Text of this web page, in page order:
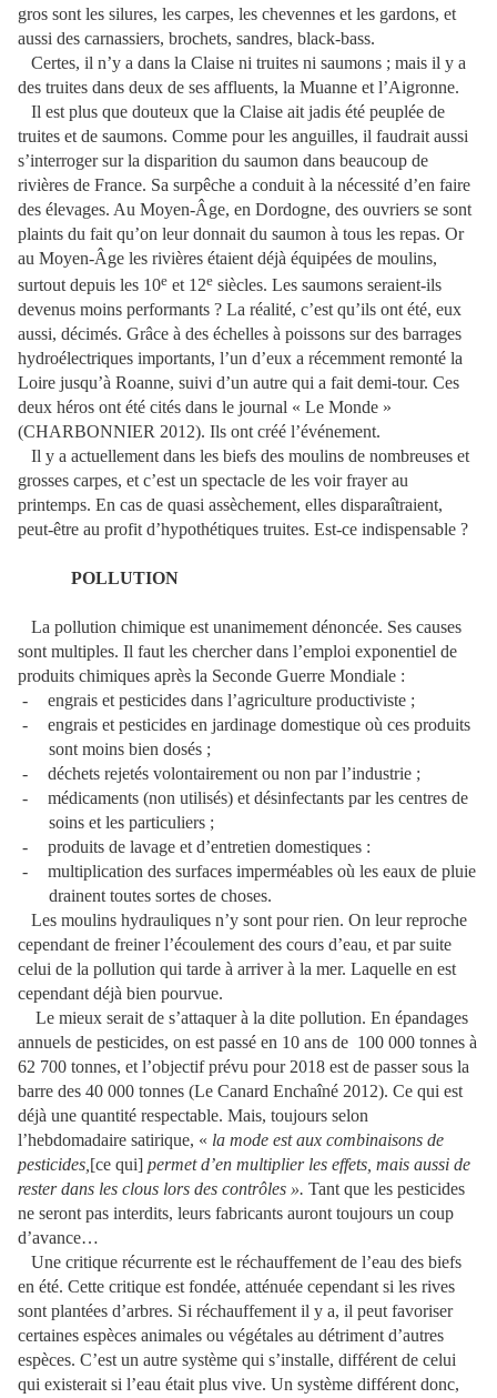
gros sont les silures, les carpes, les chevennes et les gardons, et
aussi des carnassiers, brochets, sandres, black-bass.
Certes, il n’y a dans la Claise ni truites ni saumons ; mais il y a
des truites dans deux de ses affluents, la Muanne et l’Aigronne.
Il est plus que douteux que la Claise ait jadis été peuplée de
truites et de saumons. Comme pour les anguilles, il faudrait aussi
s’interroger sur la disparition du saumon dans beaucoup de
rivières de France. Sa surpêche a conduit à la nécessité d’en faire
des élevages. Au Moyen-Âge, en Dordogne, des ouvriers se sont
plaints du fait qu’on leur donnait du saumon à tous les repas. Or
au Moyen-Âge les rivières étaient déjà équipées de moulins,
surtout depuis les 10e et 12e siècles. Les saumons seraient-ils
devenus moins performants ? La réalité, c’est qu’ils ont été, eux
aussi, décimés. Grâce à des échelles à poissons sur des barrages
hydroélectriques importants, l’un d’eux a récemment remonté la
Loire jusqu’à Roanne, suivi d’un autre qui a fait demi-tour. Ces
deux héros ont été cités dans le journal « Le Monde »
(CHARBONNIER 2012). Ils ont créé l’événement.
Il y a actuellement dans les biefs des moulins de nombreuses et
grosses carpes, et c’est un spectacle de les voir frayer au
printemps. En cas de quasi assèchement, elles disparaîtraient,
peut-être au profit d’hypothétiques truites. Est-ce indispensable ?
POLLUTION
La pollution chimique est unanimement dénoncée. Ses causes
sont multiples. Il faut les chercher dans l’emploi exponentiel de
produits chimiques après la Seconde Guerre Mondiale :
-
engrais et pesticides dans l’agriculture productiviste ;
-
engrais et pesticides en jardinage domestique où ces produits
sont moins bien dosés ;
-
déchets rejetés volontairement ou non par l’industrie ;
-
médicaments (non utilisés) et désinfectants par les centres de
soins et les particuliers ;
-
produits de lavage et d’entretien domestiques :
-
multiplication des surfaces imperméables où les eaux de pluie
drainent toutes sortes de choses.
Les moulins hydrauliques n’y sont pour rien. On leur reproche
cependant de freiner l’écoulement des cours d’eau, et par suite
celui de la pollution qui tarde à arriver à la mer. Laquelle en est
cependant déjà bien pourvue.
Le mieux serait de s’attaquer à la dite pollution. En épandages
annuels de pesticides, on est passé en 10 ans de 100 000 tonnes à
62 700 tonnes, et l’objectif prévu pour 2018 est de passer sous la
barre des 40 000 tonnes (Le Canard Enchaîné 2012). Ce qui est
déjà une quantité respectable. Mais, toujours selon
l’hebdomadaire satirique, « la mode est aux combinaisons de
pesticides, [ce qui] permet d’en multiplier les effets, mais aussi de
rester dans les clous lors des contrôles ». Tant que les pesticides
ne seront pas interdits, leurs fabricants auront toujours un coup
d’avance…
Une critique récurrente est le réchauffement de l’eau des biefs
en été. Cette critique est fondée, atténuée cependant si les rives
sont plantées d’arbres. Si réchauffement il y a, il peut favoriser
certaines espèces animales ou végétales au détriment d’autres
espèces. C’est un autre système qui s’installe, différent de celui
qui existerait si l’eau était plus vive. Un système différent donc,